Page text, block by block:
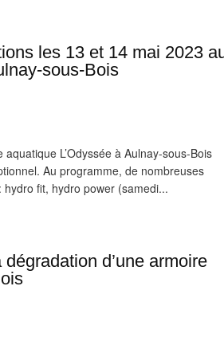
les 13 et 14 mai 2023
sous-Bois
L’Odyssée à Aulnay-sous-Bois
Au programme, de nombreuses
fit, hydro power (samedi...
d’une armoire